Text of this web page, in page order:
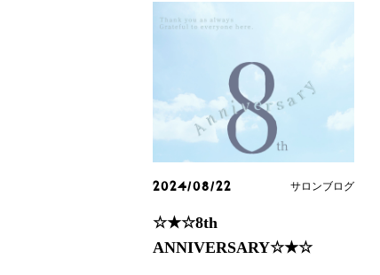
2024/08/22 サロンブログ
☆★☆8th
ANNIVERSARY☆★☆